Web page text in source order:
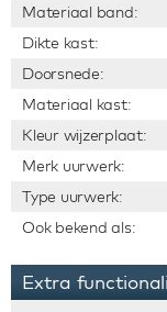
Materiaal band:
Dikte kast:
Doorsnede:
Materiaal kast:
Kleur wijzerplaat:
Merk uurwerk:
Type uurwerk:
Ook bekend als:
Extra